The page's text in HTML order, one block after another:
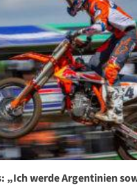
„Ich werde Argentinien